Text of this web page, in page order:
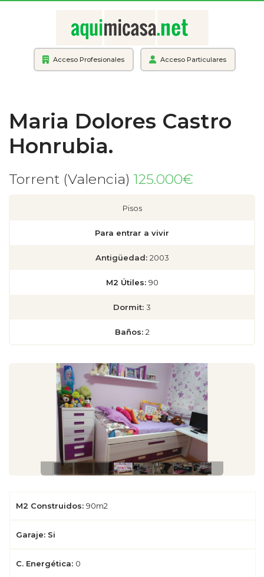
Acceso Profesionales Acceso Particulares
Maria Dolores Castro
Honrubia.
Torrent (Valencia) 125.000€
Pisos
Para entrar a vivir
Antigüedad: 2003
M2 Útiles: 90
Dormit: 3
Baños: 2
M2 Construidos: 90m2
Garaje: Si
C. Energética: 0